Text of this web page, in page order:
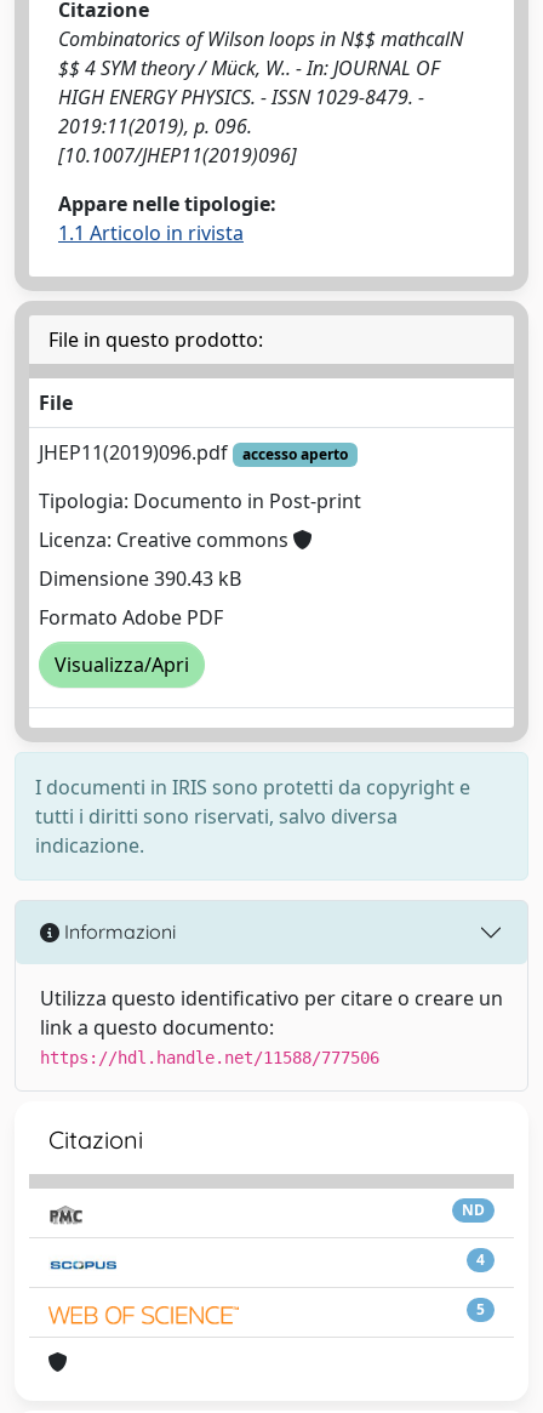
Citazione
Combinatorics of Wilson loops in N$$ mathcalN
$$ 4 SYM theory / Mück, W.. - In: JOURNAL OF
HIGH ENERGY PHYSICS. - ISSN 1029-8479. -
2019:11(2019), p. 096.
[10.1007/JHEP11(2019)096]
Appare nelle tipologie:
1.1 Articolo in rivista
File in questo prodotto:
File
JHEP11(2019)096.pdf
accesso aperto
Tipologia: Documento in Post-print
Licenza: Creative commons
Dimensione 390.43 kB
Formato Adobe PDF
Visualizza/Apri
I documenti in IRIS sono protetti da copyright e
tutti i diritti sono riservati, salvo diversa
indicazione.
Informazioni
Utilizza questo identificativo per citare o creare un
link a questo documento:
https://hdl.handle.net/11588/777506
Citazioni
ND
4
5